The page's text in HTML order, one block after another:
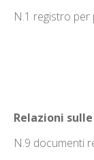
N.1 registro
Relazioni
N.9 documenti